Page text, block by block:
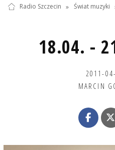
Radio Szczecin » Świat muzyki
18.04. -
2011-
MARCIN